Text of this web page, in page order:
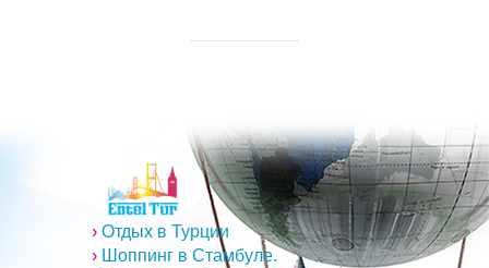
› Отдых в Турции
› Шоппинг в Стамбуле.